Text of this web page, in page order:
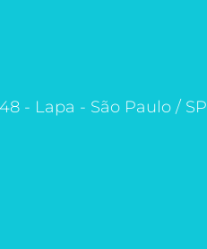
- Lapa - São Paulo / SP